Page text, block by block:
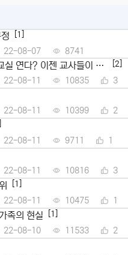
[1]
22-08-07 8741
연다? 이젠 교사들이 뿔
[2]
22-08-11 10835 3
22-08-11 10399 2
22-08-11 9711 1
22-08-11 10816 3
[1]
22-08-11 10475 1
족의 현실 [1]
22-08-10 11533 2